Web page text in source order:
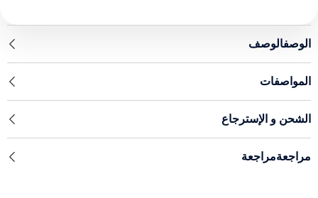
الوصفالوصف
المواصفات
الشحن و الإسترجاع
مراجعةمراجعة